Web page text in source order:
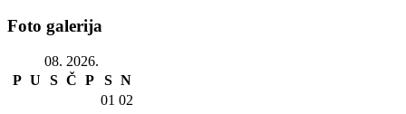
Foto galerija
08. 2026.
P U S Č P S N
01 02